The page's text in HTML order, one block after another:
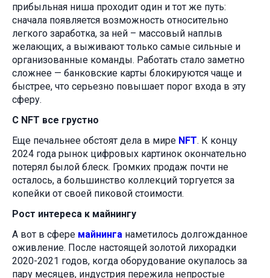
прибыльная ниша проходит один и тот же путь:
сначала появляется возможность относительно
легкого заработка, за ней – массовый наплыв
желающих, а выживают только самые сильные и
организованные команды. Работать стало заметно
сложнее — банковские карты блокируются чаще и
быстрее, что серьезно повышает порог входа в эту
сферу.
С NFT все грустно
Еще печальнее обстоят дела в мире NFT. К концу
2024 года рынок цифровых картинок окончательно
потерял былой блеск. Громких продаж почти не
осталось, а большинство коллекций торгуется за
копейки от своей пиковой стоимости.
Рост интереса к майнингу
А вот в сфере майнинга наметилось долгожданное
оживление. После настоящей золотой лихорадки
2020-2021 годов, когда оборудование окупалось за
пару месяцев, индустрия пережила непростые